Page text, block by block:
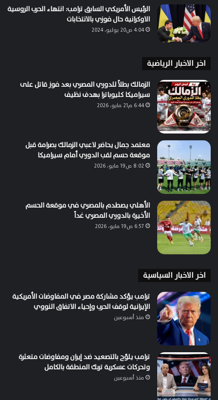
الرئيس الأمريكي السابق ترامب: انتهاء الحرب الروسية
الاوكرانية حال فوزي بالانتخابات
4:04 ص20 يوليو، 2024
اخر الاخبار الرياضية
الزمالك بطلاً للدوري المصري بعد فوز قاتل على
سيراميكا كليوباترا بهدف نظيف
6:44 م21 مايو، 2026
معتمد جمال يحاضر لاعبي الزمالك بصرامة قبل
موقعة حسم لقب الدوري أمام سيراميكا
8:02 ص19 مايو، 2026
الأهلي يصطدم بالمصري في موقعة الحسم
الأخيرة بالدوري المصري غداً
6:57 ص19 مايو، 2026
اخر الاخبار السياسية
ترامب يؤكد مشاركة مصر في المفاوضات الأمريكية
الإيرانية لوقف الحرب وإحياء الاتفاق النووي
منذ أسبوعين
ترامب يلوّح بالتصعيد ضد إيران ومفاوضات متعثرة
وتحركات عسكرية تربك المنطقة بالكامل
منذ أسبوعين